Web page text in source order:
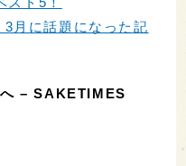
3月に話題になった記
へ – SAKETIMES